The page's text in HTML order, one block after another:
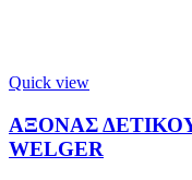
Quick view
ΑΞΟΝΑΣ
WELGER